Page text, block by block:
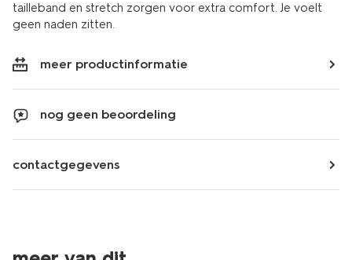
tailleband en stretch zorgen voor extra comfort. Je voelt
geen naden zitten.
meer productinformatie
nog geen beoordeling
contactgegevens